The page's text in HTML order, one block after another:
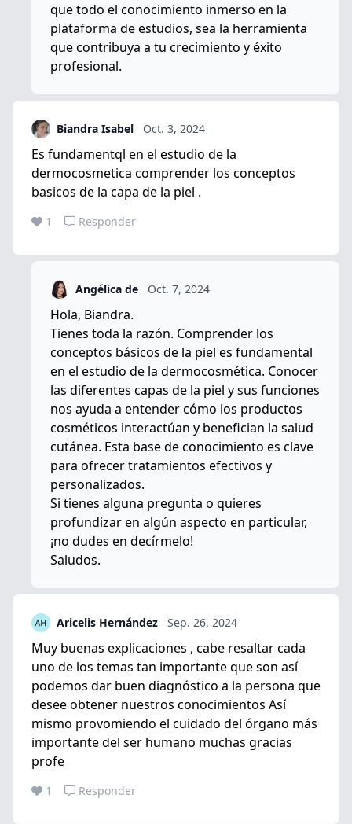
que todo el conocimiento inmerso en la
plataforma de estudios, sea la herramienta
que contribuya a tu crecimiento y éxito
profesional.
Biandra Isabel Oct. 3, 2024
Es fundamentql en el estudio de la
dermocosmetica comprender los conceptos
basicos de la capa de la piel .
1 Responder
Angélica de Oct. 7, 2024
Hola, Biandra.
Tienes toda la razón. Comprender los
conceptos básicos de la piel es fundamental
en el estudio de la dermocosmética. Conocer
las diferentes capas de la piel y sus funciones
nos ayuda a entender cómo los productos
cosméticos interactúan y benefician la salud
cutánea. Esta base de conocimiento es clave
para ofrecer tratamientos efectivos y
personalizados.
Si tienes alguna pregunta o quieres
profundizar en algún aspecto en particular,
¡no dudes en decírmelo!
Saludos.
Aricelis Hernández Sep. 26, 2024
Muy buenas explicaciones , cabe resaltar cada
uno de los temas tan importante que son así
podemos dar buen diagnóstico a la persona que
desee obtener nuestros conocimientos Así
mismo provomiendo el cuidado del órgano más
importante del ser humano muchas gracias
profe
1 Responder